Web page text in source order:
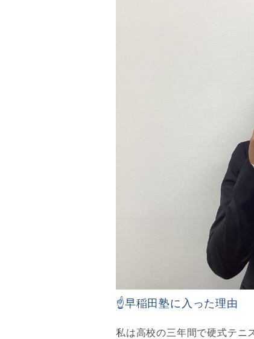
☝早稲田塾に入った理由
私は高校の三年間で硬式テニ